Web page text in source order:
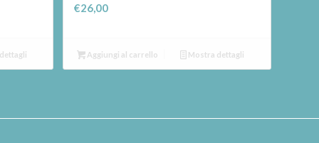
€26,00
Aggiungi al carrello Mostra dettagli